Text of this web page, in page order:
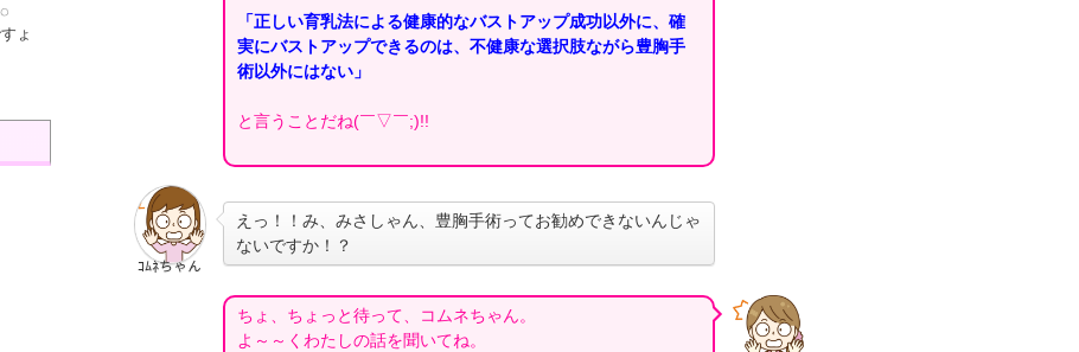
「正しい育乳法による健康的なバストアップ成功以外に、確
実にバストアップできるのは、不健康な選択肢ながら豊胸手
術以外にはない」
と言うことだね(￣▽￣;)!!
ｺﾑﾈちゃん
えっ！！み、みさしゃん、豊胸手術ってお勧めできないんじゃ
ないですか！？
ちょ、ちょっと待って、コムネちゃん。
よ～～くわたしの話を聞いてね。
ょ